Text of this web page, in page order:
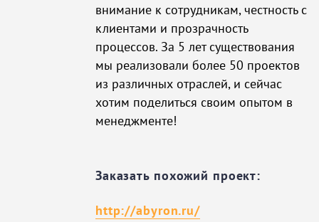
внимание к сотрудникам, честность с
клиентами и прозрачность
процессов. За 5 лет существования
мы реализовали более 50 проектов
из различных отраслей, и сейчас
хотим поделиться своим опытом в
менеджменте!
Заказать похожий проект:
http://abyron.ru/